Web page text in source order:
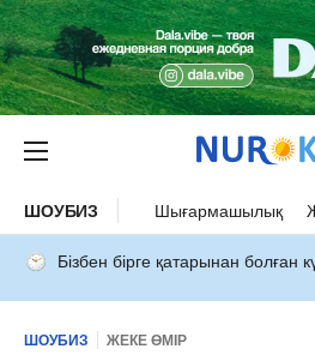
ШОУБИЗ Шығармашылық
Бізбен бірге қатарынан болған
ШОУБИЗ ЖЕКЕ ӨМІР